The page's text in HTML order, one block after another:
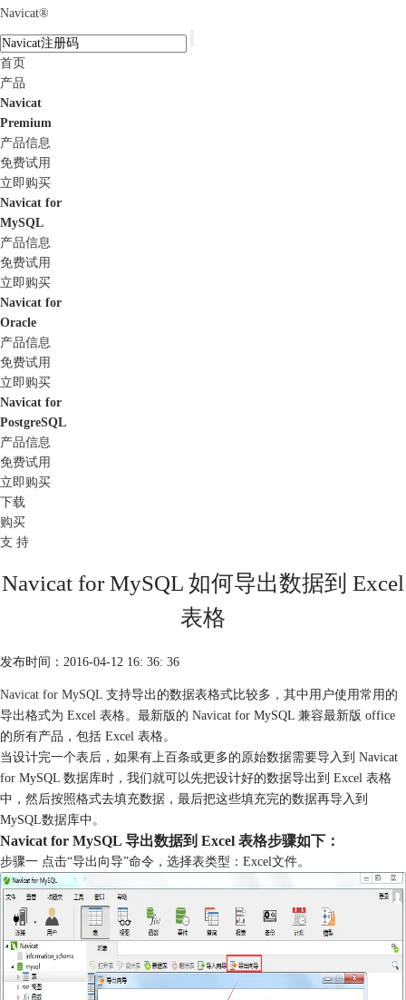
Navicat®
首页
产品
Navicat
Premium
产品信息
免费试用
立即购买
Navicat for
MySQL
产品信息
免费试用
立即购买
Navicat for
Oracle
产品信息
免费试用
立即购买
Navicat for
PostgreSQL
产品信息
免费试用
立即购买
下载
购买
支 持
Navicat for MySQL 如何导出数据到 Excel
表格
发布时间：2016-04-12 16: 36: 36
Navicat for MySQL 支持导出的数据表格式比较多，其中用户使用常用的
导出格式为 Excel 表格。最新版的 Navicat for MySQL 兼容最新版 office
的所有产品，包括 Excel 表格。
当设计完一个表后，如果有上百条或更多的原始数据需要导入到 Navicat
for MySQL 数据库时，我们就可以先把设计好的数据导出到 Excel 表格
中，然后按照格式去填充数据，最后把这些填充完的数据再导入到
MySQL数据库中。
Navicat for MySQL 导出数据到 Excel 表格步骤如下：
步骤一 点击“导出向导”命令，选择表类型：Excel文件。